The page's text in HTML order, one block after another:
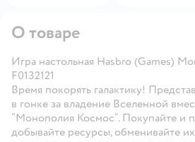
О товаре
Игра настольная Hasbro (Games)
F0132121
Время покорять галактику!
в гонке за владение Вселенной
“Монополия Космос”. Покупайте и
добывайте ресурсы, обменивайте